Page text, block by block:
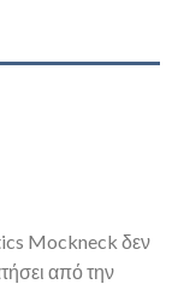
Mockneck δεν
από την